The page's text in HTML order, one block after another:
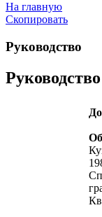
На главную
Скопировать
Руководство
Руководство